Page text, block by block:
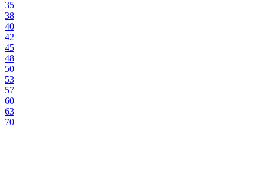
35
38
40
42
45
48
50
53
57
60
63
70